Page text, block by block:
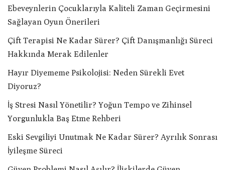
Ebeveynlerin Çocuklarıyla Kaliteli Zaman Geçirmesini
Sağlayan Oyun Önerileri
Çift Terapisi Ne Kadar Sürer? Çift Danışmanlığı Süreci
Hakkında Merak Edilenler
Hayır Diyememe Psikolojisi: Neden Sürekli Evet
Diyoruz?
İş Stresi Nasıl Yönetilir? Yoğun Tempo ve Zihinsel
Yorgunlukla Baş Etme Rehberi
Eski Sevgiliyi Unutmak Ne Kadar Sürer? Ayrılık Sonrası
İyileşme Süreci